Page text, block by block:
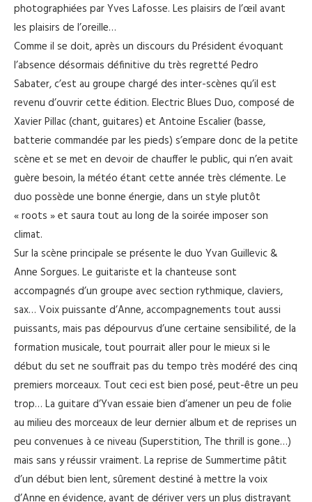
photographiées par Yves Lafosse. Les plaisirs de l’œil avant
les plaisirs de l’oreille…
Comme il se doit, après un discours du Président évoquant
l’absence désormais définitive du très regretté Pedro
Sabater, c’est au groupe chargé des inter-scènes qu’il est
revenu d’ouvrir cette édition. Electric Blues Duo, composé de
Xavier Pillac (chant, guitares) et Antoine Escalier (basse,
batterie commandée par les pieds) s’empare donc de la petite
scène et se met en devoir de chauffer le public, qui n’en avait
guère besoin, la météo étant cette année très clémente. Le
duo possède une bonne énergie, dans un style plutôt
« roots » et saura tout au long de la soirée imposer son
climat.
Sur la scène principale se présente le duo Yvan Guillevic &
Anne Sorgues. Le guitariste et la chanteuse sont
accompagnés d’un groupe avec section rythmique, claviers,
sax… Voix puissante d’Anne, accompagnements tout aussi
puissants, mais pas dépourvus d’une certaine sensibilité, de la
formation musicale, tout pourrait aller pour le mieux si le
début du set ne souffrait pas du tempo très modéré des cinq
premiers morceaux. Tout ceci est bien posé, peut-être un peu
trop… La guitare d’Yvan essaie bien d’amener un peu de folie
au milieu des morceaux de leur dernier album et de reprises un
peu convenues à ce niveau (Superstition, The thrill is gone…)
mais sans y réussir vraiment. La reprise de Summertime pâtit
d’un début bien lent, sûrement destiné à mettre la voix
d’Anne en évidence, avant de dériver vers un plus distrayant